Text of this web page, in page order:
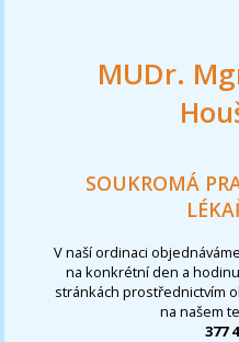
MUDr.
SOUKROMÁ
V naší ordinaci
na konkrétní den a
stránkách prostřednictvím
na našem
377